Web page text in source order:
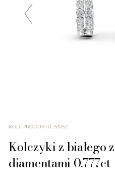
KOD PRODUKTU: 53752
Kolczyki z białego
diamentami 0.777ct